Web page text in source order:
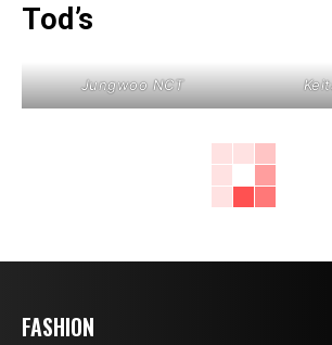
Tod’s
Jungwoo NCT
FASHION